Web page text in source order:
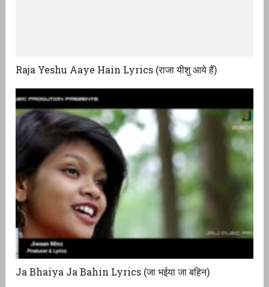
Raja Yeshu Aaye Hain Lyrics (राजा यीशु आये हैं)
Ja Bhaiya Ja Bahin Lyrics (जा भईया जा बहिन)